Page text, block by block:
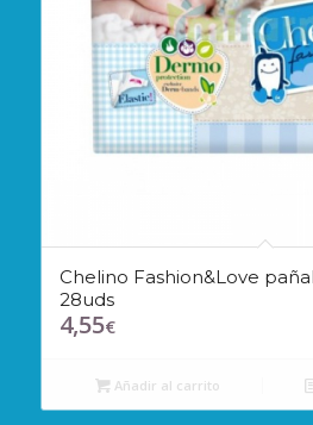
Chelino Fashion&Love
28uds
4,55€
Añadir al carrito